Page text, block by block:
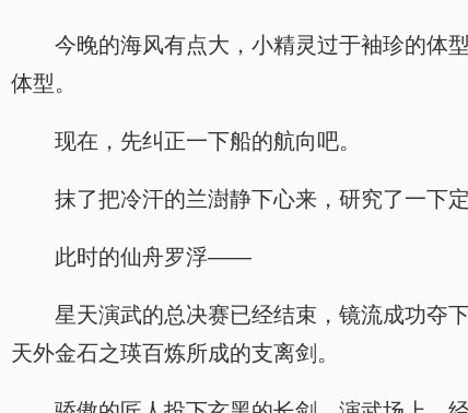
今晚的海风有点大，小精灵过于袖珍的体
体型。
现在，先纠正一下船的航向吧。
抹了把冷汗的兰澍静下心来，研究了一下
此时的仙舟罗浮——
星天演武的总决赛已经结束，镜流成功夺
天外金石之瑛百炼所成的支离剑。